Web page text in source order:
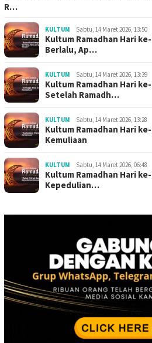
R…
KULTUM Sabtu, 14 Maret 2026, 13:50
Kultum Ramadhan Hari
Berlalu, Ap…
KULTUM Sabtu, 14 Maret 2026, 13:39
Kultum Ramadhan Hari
Setelah Ramadh…
KULTUM Sabtu, 14 Maret 2026, 13:28
Kultum Ramadhan Hari
Kemuliaan
KULTUM Sabtu, 14 Maret 2026, 06:48
Kultum Ramadhan Hari
Kepedulian…